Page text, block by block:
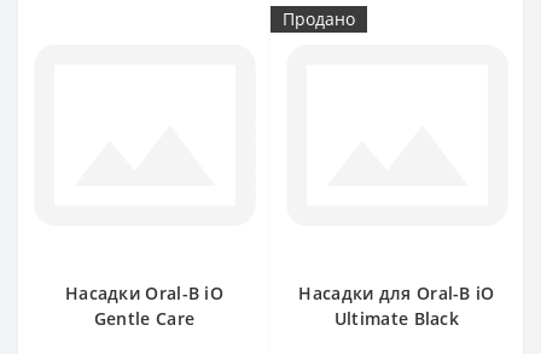
Насадки Oral-B iO
Gentle Care
Продано
Насадки для Oral-B iO
Ultimate Black